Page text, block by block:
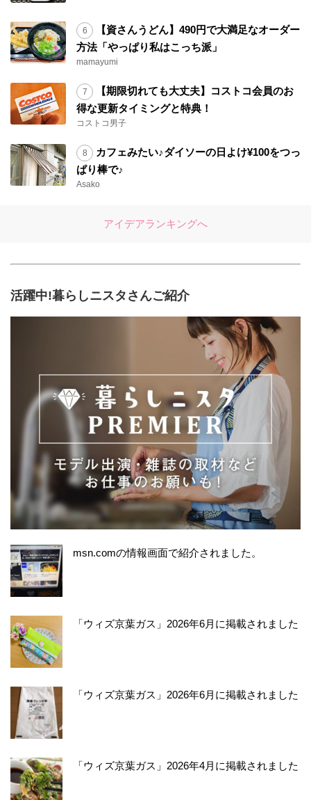
【資さんうどん】490円で大満足なオーダー
方法「やっぱり私はこっち派」
mamayumi
【期限切れても大丈夫】コストコ会員のお
得な更新タイミングと特典！
コストコ男子
カフェみたい♪ダイソーの日よけ¥100をつっ
ぱり棒で♪
Asako
アイデアランキングへ
活躍中!暮らしニスタさんご紹介
msn.comの情報画面で紹介されました。
「ウィズ京葉ガス」2026年6月に掲載されました
「ウィズ京葉ガス」2026年6月に掲載されました
「ウィズ京葉ガス」2026年4月に掲載されました